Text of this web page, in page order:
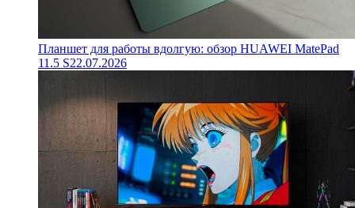
Планшет для работы вдолгую: обзор HUAWEI MatePad
11.5 S22.07.2026